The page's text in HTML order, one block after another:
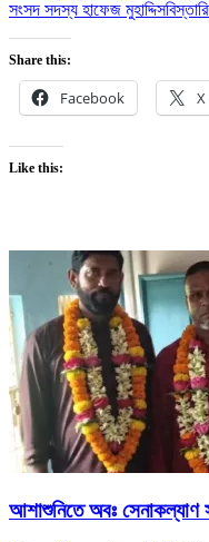
সংসদ সদস্য হাফেজ মুহাদ্দিস
Share this:
Facebook X
Like this:
আশাশুনিতে অবঃ সেনাকল্যাণ